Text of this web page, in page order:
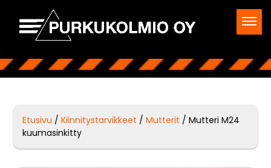
Etusivu /Kiinnitystarvikkeet /Mutterit / Mutteri M24
kuumasinkitty